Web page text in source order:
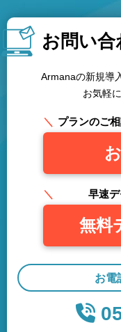
お問い合
Armanaの新規導
お気軽
プランのご
早速
無料
お電